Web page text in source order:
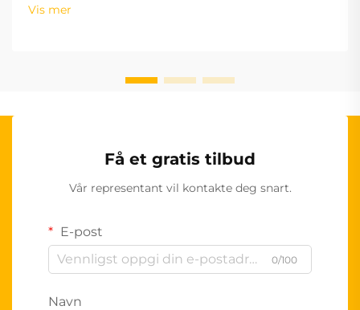
Vis mer
Få et gratis tilbud
Vår representant vil kontakte deg snart.
E-post
0/100
Navn